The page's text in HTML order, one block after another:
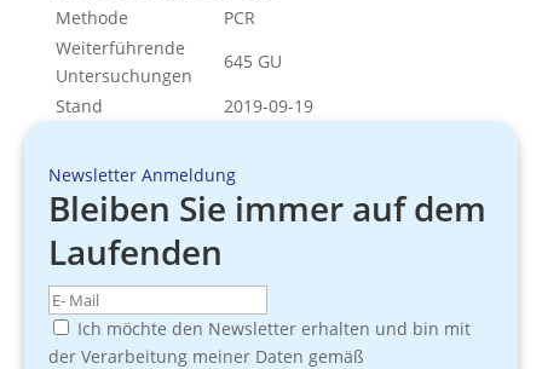
Methode
PCR
Weiterführende
Untersuchungen
645 GU
Stand
2019-09-19
Newsletter Anmeldung
Bleiben Sie immer auf dem
Laufenden
Ich möchte den Newsletter erhalten und bin mit
der Verarbeitung meiner Daten gemäß